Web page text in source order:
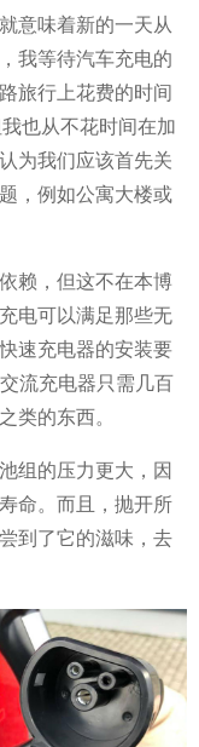
意味着新的一天从
我等待汽车充电的
旅行上花费的时间
也从不花时间在加
为我们应该首先关
，例如公寓大楼或
赖，但这不在本博
电可以满足那些无
速充电器的安装要
流充电器只需几百
类的东西。
组的压力更大，因
命。而且，抛开所
到了它的滋味，去